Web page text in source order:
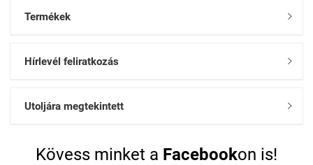
Termékek 
Hírlevél feliratkozás 
Utoljára megtekintett 
Kövess minket a Facebookon is!